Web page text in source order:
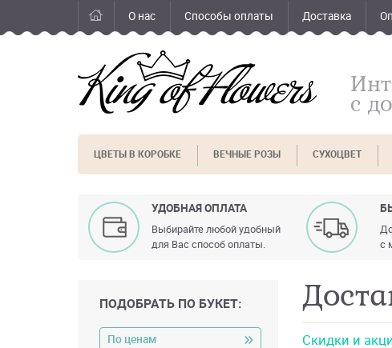
О нас Способы оплаты Доставка
с
ЦВЕТЫ В КОРОБКЕ ВЕЧНЫЕ РОЗЫ СУХОЦВЕТ
УДОБНАЯ ОПЛАТА
Выбирайте любой удобный
для Вас способ оплаты.
с
ПОДОБРАТЬ ПО БУКЕТ:
По ценам
Скидки и